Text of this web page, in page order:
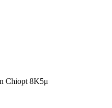
Chiopt 8K5μ